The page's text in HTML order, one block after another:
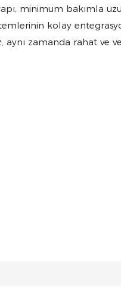
minimum bakımla
kolay
aynı zamanda rahat ve